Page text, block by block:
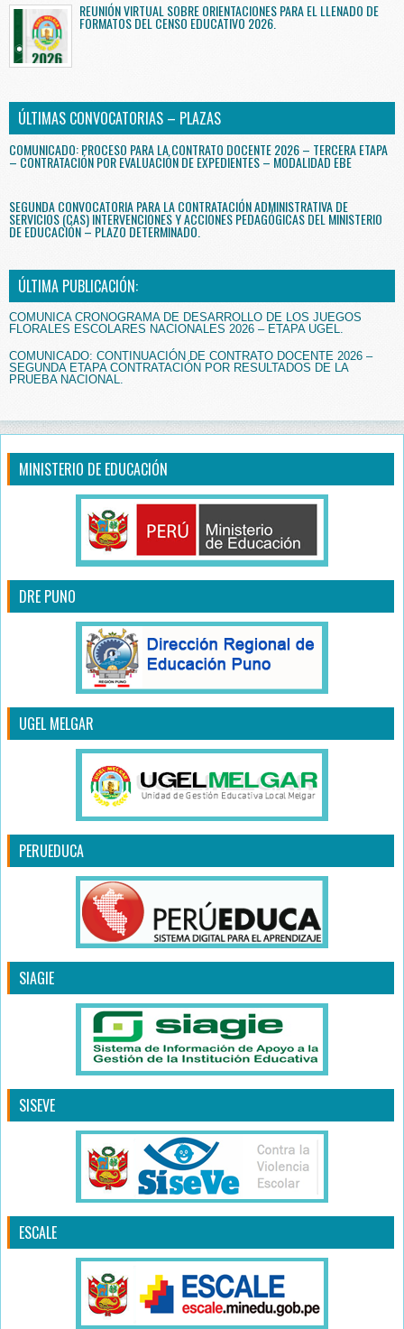
REUNIÓN VIRTUAL SOBRE ORIENTACIONES PARA EL LLENADO DE
FORMATOS DEL CENSO EDUCATIVO 2026.
ÚLTIMAS CONVOCATORIAS – PLAZAS
COMUNICADO: PROCESO PARA LA CONTRATO DOCENTE 2026 – TERCERA ETAPA
– CONTRATACIÓN POR EVALUACIÓN DE EXPEDIENTES – MODALIDAD EBE
SEGUNDA CONVOCATORIA PARA LA CONTRATACIÓN ADMINISTRATIVA DE
SERVICIOS (CAS) INTERVENCIONES Y ACCIONES PEDAGÓGICAS DEL MINISTERIO
DE EDUCACIÓN – PLAZO DETERMINADO.
ÚLTIMA PUBLICACIÓN:
COMUNICA CRONOGRAMA DE DESARROLLO DE LOS JUEGOS
FLORALES ESCOLARES NACIONALES 2026 – ETAPA UGEL.
COMUNICADO: CONTINUACIÓN DE CONTRATO DOCENTE 2026 –
SEGUNDA ETAPA CONTRATACIÓN POR RESULTADOS DE LA
PRUEBA NACIONAL.
MINISTERIO DE EDUCACIÓN
DRE PUNO
UGEL MELGAR
PERUEDUCA
SIAGIE
SISEVE
ESCALE